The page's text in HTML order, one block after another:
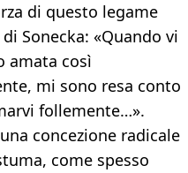
di questo legame
Sonecka: «Quando vi
amata così
mi sono resa conto
follemente…».
concezione radicale
come spesso